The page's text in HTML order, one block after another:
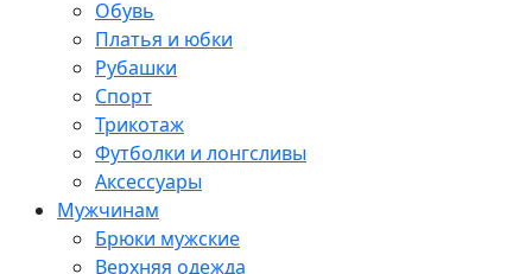
Обувь
Платья и юбки
Рубашки
Спорт
Трикотаж
Футболки и лонгсливы
Аксессуары
Мужчинам
Брюки мужские
Верхняя одежда